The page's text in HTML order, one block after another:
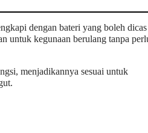
dengan bateri yang boleh dicas
untuk kegunaan berulang tanpa
menjadikannya sesuai untuk